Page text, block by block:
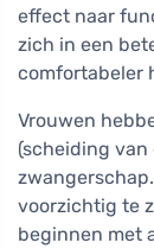
effect naar
zich in een
comfortabeler
Vrouwen
(scheiding
voorzichtig te
beginnen met